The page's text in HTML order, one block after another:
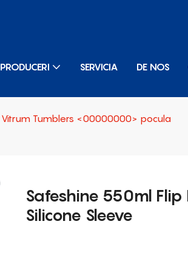
PRODUCERI SERVICIA DE NOS
Vitrum Tumblers <00000000> pocula
Safeshine 550ml
Silicone Sleeve